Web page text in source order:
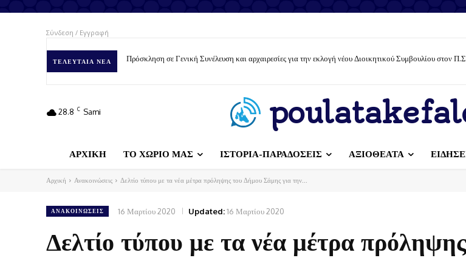
Σύνδεση / Εγγραφή
ΤΕΛΕΥΤΑΊΑ ΝΈΑ Πρόσκληση σε Γενική Συνέλευση και αρχαιρεσίες για την εκλογή νέου Διοικητικού Συμβουλίου στον
28.8 C Sami
ΑΡΧΙΚΗ ΤΟ ΧΩΡΙΟ ΜΑΣ ΙΣΤΟΡΙΑ-ΠΑΡΑΔΟΣΕΙΣ ΑΞΙΟΘΕΑΤΑ
Αρχική Ανακοινώσεις Δελτίο τύπου με τα νέα μέτρα πρόληψης του Δήμου Σάμης για την...
ΑΝΑΚΟΙΝΏΣΕΙΣ 16 Μαρτίου 2020 Updated:16 Μαρτίου 2020
Δελτίο τύπου με τα νέα μέτρα